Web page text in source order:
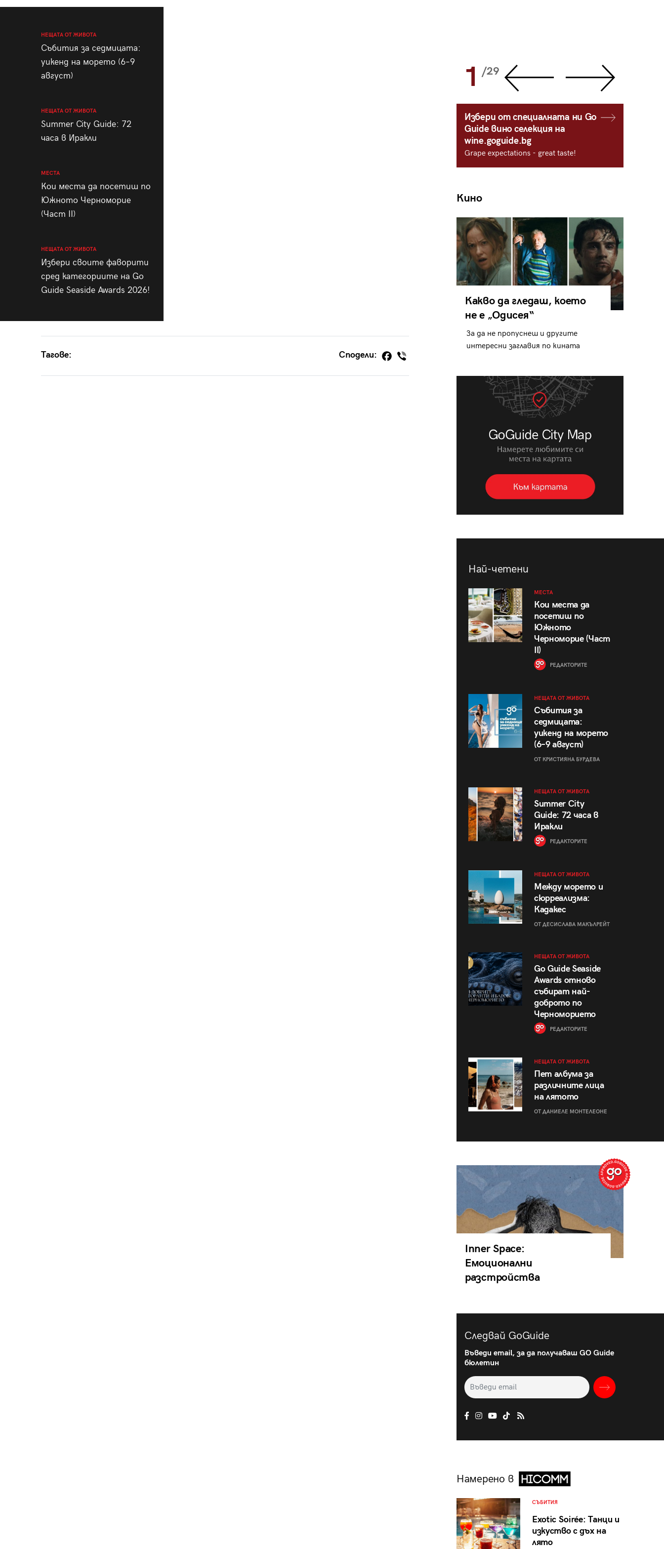
НЕЩАТА ОТ ЖИВОТА
Събития за седмицата:
уикенд на морето (6–9
август)
НЕЩАТА ОТ ЖИВОТА
Summer City Guide: 72
часа в Иракли
МЕСТА
Кои места да посетиш по
Южното Черноморие
(Част II)
НЕЩАТА ОТ ЖИВОТА
Избери своите фаворити
сред категориите на Go
Guide Seaside Awards 2026!
Тагове: Сподели:
1 /29
Избери от специалната ни Go
Guide вино селекция на
wine.goguide.bg
Grape expectations - great taste!
Кино
Какво да гледаш, което
не е „Одисея“
За да не пропуснеш и другите
интересни заглавия по кината
Най-четени
МЕСТА
Кои места да
посетиш по
Южното
Черноморие (Част
II)
РЕДАКТОРИТЕ
НЕЩАТА ОТ ЖИВОТА
Събития за
седмицата:
уикенд на морето
(6–9 август)
ОТ КРИСТИЯНА БУРДЕВА
НЕЩАТА ОТ ЖИВОТА
Summer City
Guide: 72 часа в
Иракли
РЕДАКТОРИТЕ
НЕЩАТА ОТ ЖИВОТА
Между морето и
сюрреализма:
Кадакес
ОТ ДЕСИСЛАВА МАКЪЛРЕЙТ
НЕЩАТА ОТ ЖИВОТА
Go Guide Seaside
Awards отново
събират най-
доброто по
Черноморието
РЕДАКТОРИТЕ
НЕЩАТА ОТ ЖИВОТА
Пет албума за
различните лица
на лятото
ОТ ДАНИЕЛЕ МОНТЕЛЕОНЕ
Inner Space:
Емоционални
разстройства
Следвай GoGuide
Въведи email, за да получаваш GO Guide
бюлетин
Намерено в
СЪБИТИЯ
Exotic Soirée: Танци и
изкуство с дъх на
лято